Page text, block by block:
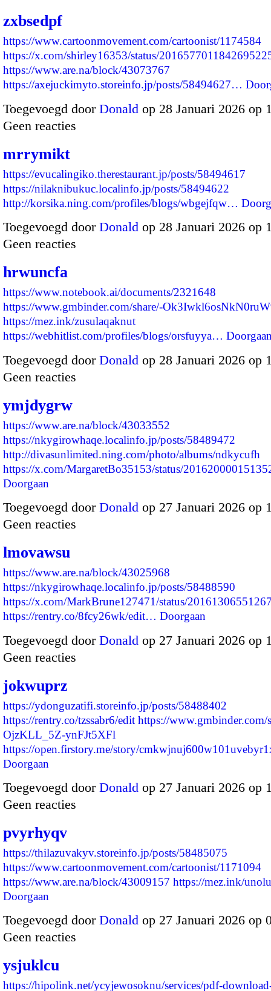
zxbsedpf
https://www.cartoonmovement.com/cartoonist/1174584
https://x.com/shirley16353/status/
https://www.are.na/block/43073767
https://axejuckimyto.storeinfo.jp/posts/58494627…
Toegevoegd door Donald op 28 Januari 2026 op
Geen reacties
mrrymikt
https://evucalingiko.therestaurant.jp/posts/58494617
https://nilaknibukuc.localinfo.jp/posts/58494622
http://korsika.ning.com/profiles/blogs/wbgejfqw…
Toegevoegd door Donald op 28 Januari 2026 op
Geen reacties
hrwuncfa
https://www.notebook.ai/documents/2321648
https://www.gmbinder.com/share/-
https://mez.ink/zusulaqaknut
https://webhitlist.com/profiles/blogs/orsfuyya…
Toegevoegd door Donald op 28 Januari 2026 op
Geen reacties
ymjdygrw
https://www.are.na/block/43033552
https://nkygirowhaqe.localinfo.jp/posts/58489472
http://divasunlimited.ning.com/photo/albums/ndkycufh
https://x.com/MargaretBo35153/status/
Doorgaan
Toegevoegd door Donald op 27 Januari 2026 op
Geen reacties
lmovawsu
https://www.are.na/block/43025968
https://nkygirowhaqe.localinfo.jp/posts/58488590
https://x.com/MarkBrune127471/status/
https://rentry.co/8fcy26wk/edit… Doorgaan
Toegevoegd door Donald op 27 Januari 2026 op
Geen reacties
jokwuprz
https://ydonguzatifi.storeinfo.jp/posts/58488402
https://rentry.co/tzssabr6/edit https://www.gmbinder.com/
OjzKLL_5Z-ynFJt5XFl
https://open.firstory.me/story/
Doorgaan
Toegevoegd door Donald op 27 Januari 2026 op
Geen reacties
pvyrhyqv
https://thilazuvakyv.storeinfo.jp/posts/58485075
https://www.cartoonmovement.com/cartoonist/1171094
https://www.are.na/block/43009157 https://mez.ink/
Doorgaan
Toegevoegd door Donald op 27 Januari 2026 op
Geen reacties
ysjuklcu
https://hipolink.net/ycyjewosoknu/services/pdf-